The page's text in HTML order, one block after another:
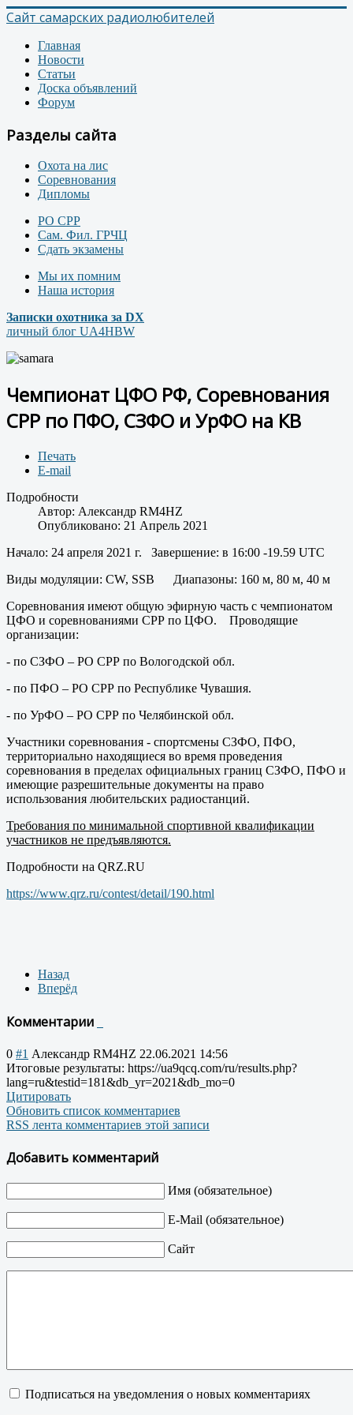
Сайт самарских радиолюбителей
Главная
Новости
Статьи
Доска объявлений
Форум
Разделы сайта
Охота на лис
Соревнования
Дипломы
РО СРР
Сам. Фил. ГРЧЦ
Сдать экзамены
Мы их помним
Наша история
Записки охотника за DX
личный блог UA4HBW
Чемпионат ЦФО РФ, Соревнования
СРР по ПФО, СЗФО и УрФО на КВ
Печать
E-mail
Подробности
Автор: Александр RM4HZ
Опубликовано: 21 Апрель 2021
Начало: 24 апреля 2021 г. Завершение: в 16:00 -19.59 UTC
Виды модуляции: CW, SSB Диапазоны: 160 м, 80 м, 40 м
Соревнования имеют общую эфирную часть с чемпионатом
ЦФО и соревнованиями СРР по ЦФО. Проводящие
организации:
- по СЗФО – РО СРР по Вологодской обл.
- по ПФО – РО СРР по Республике Чувашия.
- по УрФО – РО СРР по Челябинской обл.
Участники соревнования - спортсмены СЗФО, ПФО,
территориально находящиеся во время проведения
соревнования в пределах официальных границ СЗФО, ПФО и
имеющие разрешительные документы на право
использования любительских радиостанций.
Требования по минимальной спортивной квалификации
участников не предъявляются.
Подробности на QRZ.RU
https://www.qrz.ru/contest/detail/190.html
Назад
Вперёд
Комментарии
0 #1 Александр RM4HZ 22.06.2021 14:56
Итоговые результаты: https://ua9qcq.com/ru/results.php?
lang=ru&testid=181&db_yr=2021&db_mo=0
Цитировать
Обновить список комментариев
RSS лента комментариев этой записи
Добавить комментарий
Имя (обязательное)
E-Mail (обязательное)
Сайт
Подписаться на уведомления о новых комментариях